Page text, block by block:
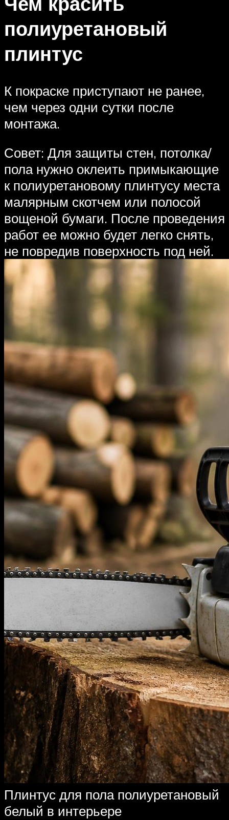
полиуретановый
плинтус
К покраске приступают не ранее,
чем через одни сутки после
монтажа.
Совет: Для защиты стен, потолка/
пола нужно оклеить примыкающие
к полиуретановому плинтусу места
малярным скотчем или полосой
вощеной бумаги. После проведения
работ ее можно будет легко снять,
не повредив поверхность под ней.
Плинтус для пола полиуретановый
белый в интерьере